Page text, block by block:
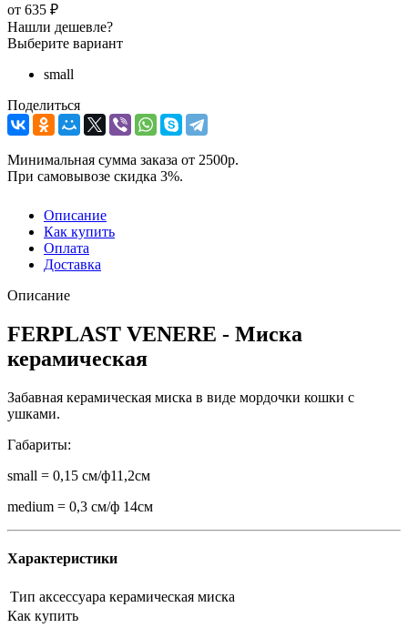
от 635 ₽
Нашли дешевле?
Выберите вариант
small
Поделиться
Минимальная сумма заказа от 2500р.
При самовывозе скидка 3%.
Описание
Как купить
Оплата
Доставка
Описание
FERPLAST VENERE - Миска
керамическая
Забавная керамическая миска в виде мордочки кошки с
ушками.
Габариты:
small = 0,15 см/ф11,2см
medium = 0,3 см/ф 14см
Характеристики
Тип аксессуара керамическая миска
Как купить